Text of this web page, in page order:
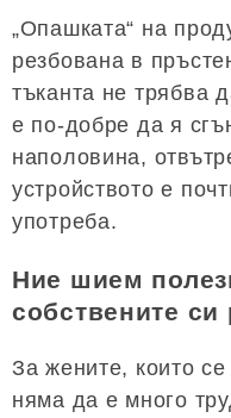
„Опашката“ на
резбована в
тъканта не трябва
е по-добре да я
наполовина,
устройството е
употреба.
Ние шием
собствените си
За жените, които
няма да е много